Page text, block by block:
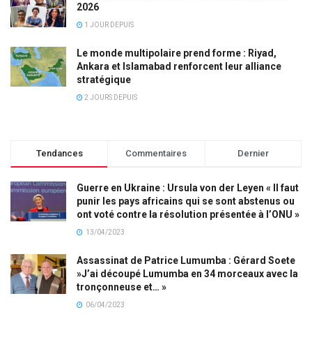
2026
1 JOUR DEPUIS
Le monde multipolaire prend forme : Riyad,
Ankara et Islamabad renforcent leur alliance
stratégique
2 JOURS DEPUIS
Tendances Commentaires Dernier
Guerre en Ukraine : Ursula von der Leyen « Il faut
punir les pays africains qui se sont abstenus ou
ont voté contre la résolution présentée à l’ONU »
13/04/2023
Assassinat de Patrice Lumumba : Gérard Soete
»J’ai découpé Lumumba en 34 morceaux avec la
tronçonneuse et… »
06/04/2023